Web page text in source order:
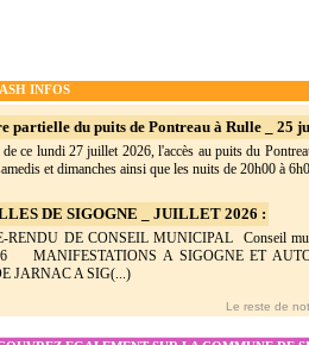
INFOS
partielle du puits de Pontreau à Rulle _ 25
ce lundi 27 juillet 2026, l'accès au puits du
et dimanches ainsi que les nuits de 20h00 à
DE SIGOGNE _ JUILLET 2026 :
RENDU DE CONSEIL MUNICIPAL Conseil
MANIFESTATIONS A SIGOGNE ET
JARNAC A SIG(...)
Le reste de